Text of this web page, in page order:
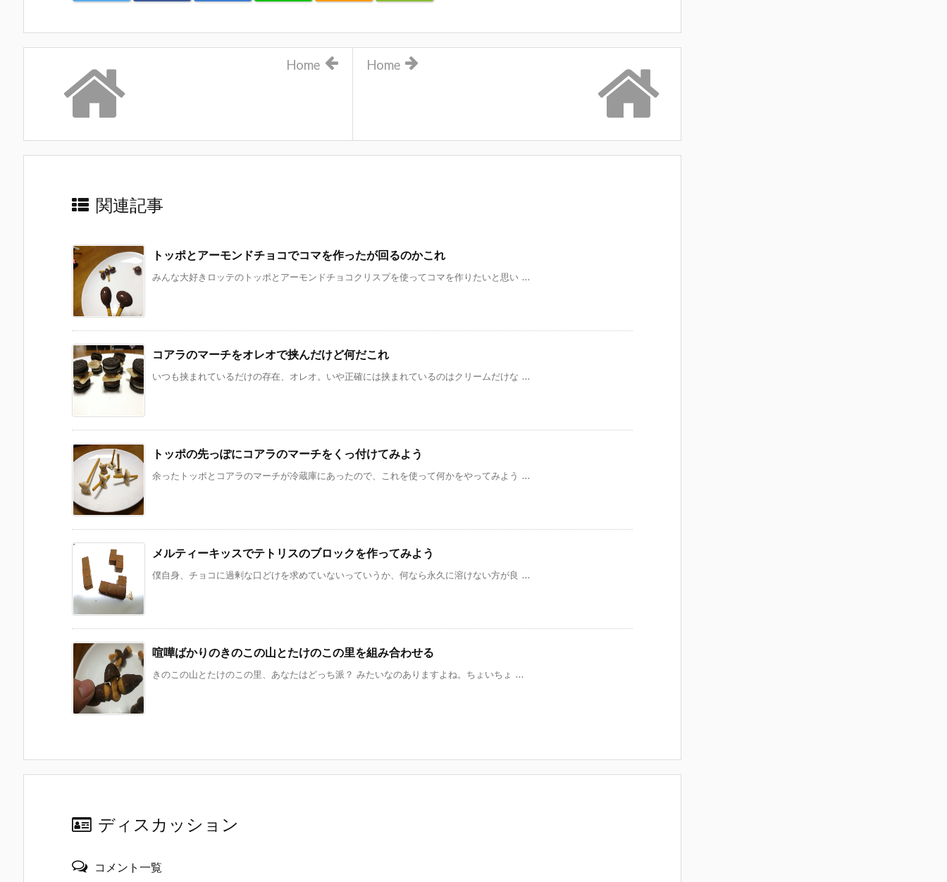
Home
Home
関連記事
トッポとアーモンドチョコでコマを作ったが回るのかこれ
みんな大好きロッテのトッポとアーモンドチョコクリスプを使ってコマを作りたいと思い ...
コアラのマーチをオレオで挟んだけど何だこれ
いつも挟まれているだけの存在、オレオ。いや正確には挟まれているのはクリームだけな ...
トッポの先っぽにコアラのマーチをくっ付けてみよう
余ったトッポとコアラのマーチが冷蔵庫にあったので、これを使って何かをやってみよう ...
メルティーキッスでテトリスのブロックを作ってみよう
僕自身、チョコに過剰な口どけを求めていないっていうか、何なら永久に溶けない方が良 ...
喧嘩ばかりのきのこの山とたけのこの里を組み合わせる
きのこの山とたけのこの里、あなたはどっち派？ みたいなのありますよね。ちょいちょ ...
ディスカッション
コメント一覧